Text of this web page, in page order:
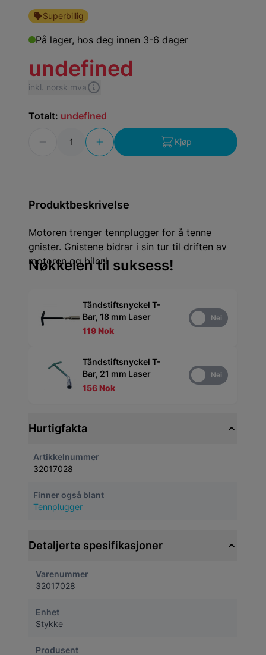
Superbillig
På lager, hos deg innen 3-6 dager
Totalt: undefined
Kjøp
undefined
inkl. norsk mva
Produktbeskrivelse
Motoren trenger tennplugger for å tenne
gnister. Gnistene bidrar i sin tur til driften av
motoren og bilen!
Nøkkelen til suksess!
Tändstiftsnyckel T-
Bar, 18 mm Laser
119 Nok
Nei
Tändstiftsnyckel T-
Bar, 21 mm Laser
156 Nok
Nei
Hurtigfakta
Artikkelnummer
32017028
Finner også blant
Tennplugger
Detaljerte spesifikasjoner
Varenummer
32017028
Enhet
Stykke
Produsent